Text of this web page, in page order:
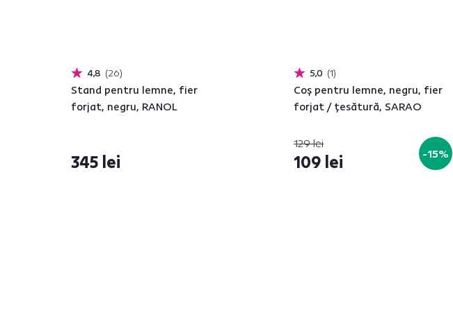
4,8 26
Stand pentru lemne, fier
forjat, negru, RANOL
345 lei
5,0 1
Coş pentru lemne, negru, fier
forjat / ţesătură, SARAO
129 lei
109 lei -15%